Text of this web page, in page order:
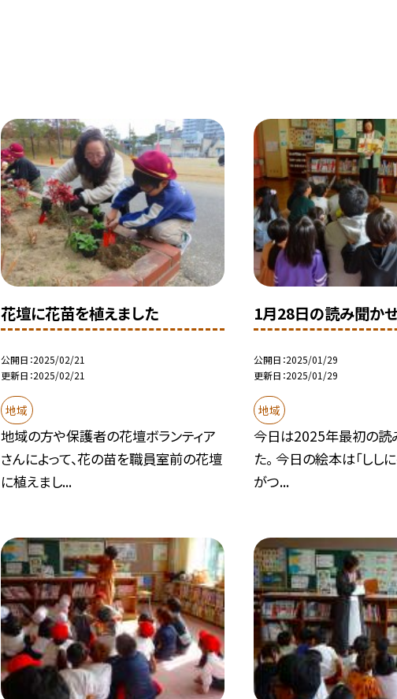
花壇に花苗を植えました
公開日 2025/02/21
更新日 2025/02/21
地域
地域の方や保護者の花壇ボランティア
さんによって、花の苗を職員室前の花壇
に植えまし...
1月28日の読み聞か
公開日 2025/01/29
更新日 2025/01/29
地域
今日は2025年最初の読
た。 今日の絵本は「しし
がつ...